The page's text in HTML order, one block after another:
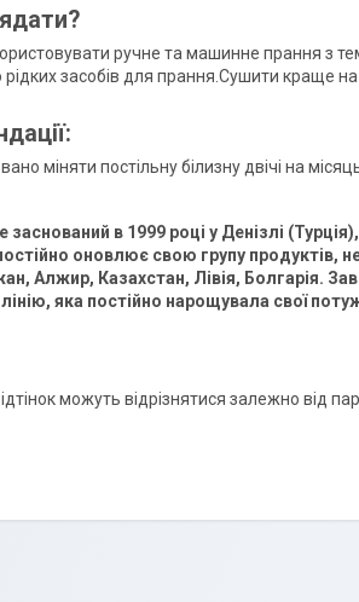
ручне та машинне прання з
засобів для прання.Сушити краще на
міняти постільну білизну двічі на
заснований в 1999 році у Денізлі
оновлює свою групу продуктів,
Алжир, Казахстан, Лівія, Болгарія.
яка постійно нарощувала свої
можуть відрізнятися залежно від